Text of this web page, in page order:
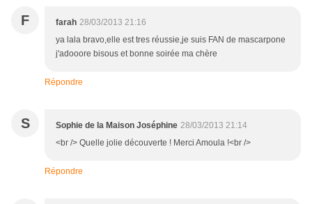
F farah 28/03/2013 21:16
ya lala bravo,elle est tres réussie,je suis FAN de mascarpone
j'adooore bisous et bonne soirée ma chère
Répondre
S Sophie de la Maison Joséphine 28/03/2013 21:14
<br /> Quelle jolie découverte ! Merci Amoula !<br />
Répondre